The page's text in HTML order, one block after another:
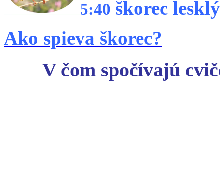
5:40 škorec
Ako spieva škorec?
V čom spočívajú